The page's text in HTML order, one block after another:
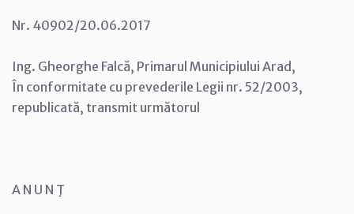
Nr. 40902/20.06.2017
Ing. Gheorghe Falcă, Primarul Municipiului Arad,
În conformitate cu prevederile Legii nr. 52/2003,
republicată, transmit următorul
A N U N Ţ